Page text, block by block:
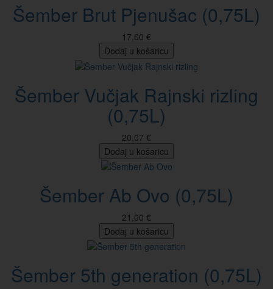
Šember Brut Pjenušac (0,75L)
17,60 €
Dodaj u košaricu
Šember Vučjak Rajnski rizling
(0,75L)
20,07 €
Dodaj u košaricu
Šember Ab Ovo (0,75L)
21,00 €
Dodaj u košaricu
Šember 5th generation (0,75L)